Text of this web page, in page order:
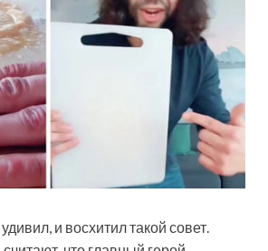
и восхитил такой совет.